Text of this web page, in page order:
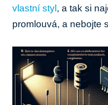
vlastní styl , a tak si
promlouvá, a nebojte